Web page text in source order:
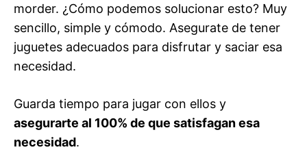
morder. ¿Cómo podemos solucionar esto? Muy
sencillo, simple y cómodo. Asegurate de tener
juguetes adecuados para disfrutar y saciar esa
necesidad.
Guarda tiempo para jugar con ellos y
asegurarte al 100% de que satisfagan esa
necesidad.